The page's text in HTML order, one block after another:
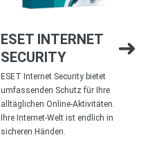
ESET INTERNET
SECURITY
ESET Internet Security bietet
umfassenden Schutz für Ihre
alltäglichen Online-Aktivitäten.
Ihre Internet-Welt ist endlich in
sicheren Händen.